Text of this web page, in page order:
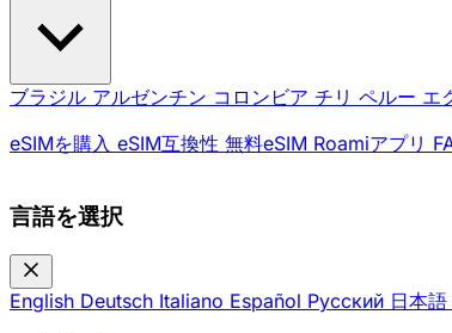
ブラジル アルゼンチン コロンビア チリ ペルー エ
eSIMを購入 eSIM互換性 無料eSIM Roamiアプリ
言語を選択
English Deutsch Italiano Español Русский 日本語